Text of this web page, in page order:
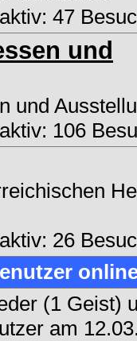
47
und
und
106
26
(1 Geist)
am